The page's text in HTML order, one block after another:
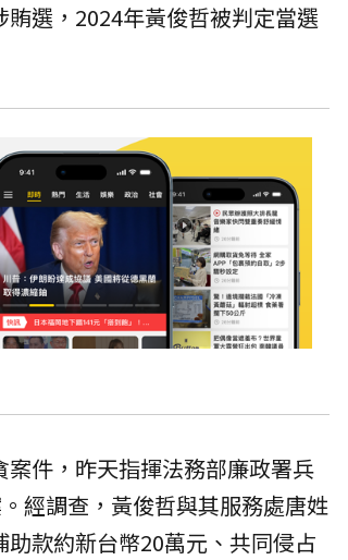
選，2024年黃俊哲被判定當選
件，昨天指揮法務部廉政署兵
經調查，黃俊哲與其服務處唐姓
款約新台幣20萬元、共同侵占